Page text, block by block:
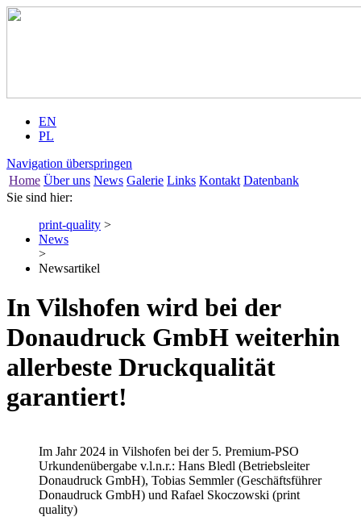
EN
PL
Navigation überspringen
Home Über uns News Galerie Links Kontakt Datenbank
Sie sind hier:
print-quality >
News
>
Newsartikel
In Vilshofen wird bei der
Donaudruck GmbH weiterhin
allerbeste Druckqualität
garantiert!
Im Jahr 2024 in Vilshofen bei der 5. Premium-PSO
Urkundenübergabe v.l.n.r.: Hans Bledl (Betriebsleiter
Donaudruck GmbH), Tobias Semmler (Geschäftsführer
Donaudruck GmbH) und Rafael Skoczowski (print
quality)